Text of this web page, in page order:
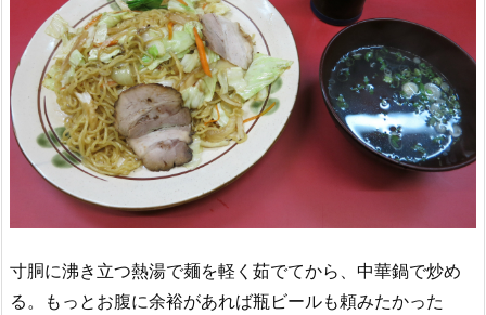
寸胴に沸き立つ熱湯で麺を軽く茹でてから、中華鍋で炒め
る。もっとお腹に余裕があれば瓶ビールも頼みたかった